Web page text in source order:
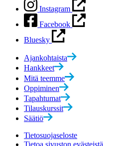
Instagram
Facebook
Bluesky
Ajankohtaista
Hankkeet
Mitä teemme
Oppiminen
Tapahtumat
Tilauskurssit
Säätiö
Tietosuojaseloste